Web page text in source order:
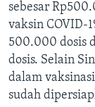
sebesar
vaksin COVID-
500.000 dosis
dosis. Selain
dalam
sudah